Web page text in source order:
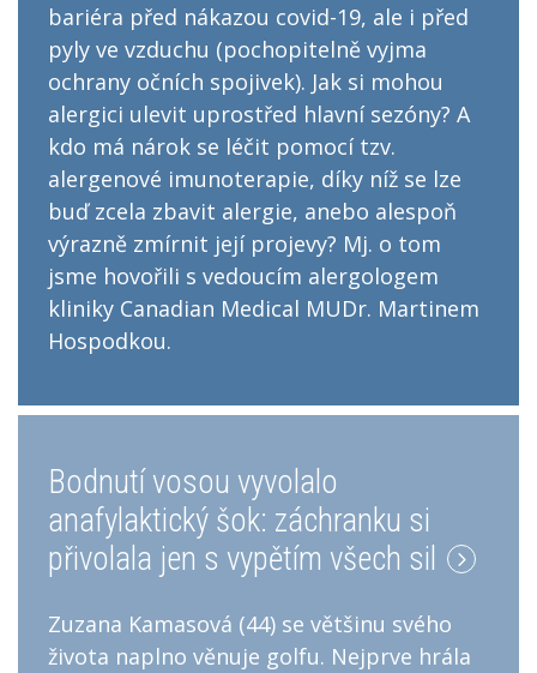
bariéra před nákazou covid-19, ale i před
pyly ve vzduchu (pochopitelně vyjma
ochrany očních spojivek). Jak si mohou
alergici ulevit uprostřed hlavní sezóny? A
kdo má nárok se léčit pomocí tzv.
alergenové imunoterapie, díky níž se lze
buď zcela zbavit alergie, anebo alespoň
výrazně zmírnit její projevy? Mj. o tom
jsme hovořili s vedoucím alergologem
kliniky Canadian Medical MUDr. Martinem
Hospodkou.
Bodnutí vosou vyvolalo
anafylaktický šok: záchranku si
přivolala jen s vypětím všech sil
Zuzana Kamasová (44) se většinu svého
života naplno věnuje golfu. Nejprve hrála